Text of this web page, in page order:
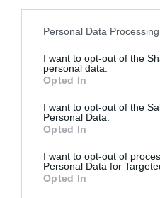
Personal Data
I want to opt-out of the
personal data.
Opted In
I want to opt-out of the
Personal Data.
Opted In
I want to opt-out of
Personal Data for
Opted In
Appel
Soutenez Air